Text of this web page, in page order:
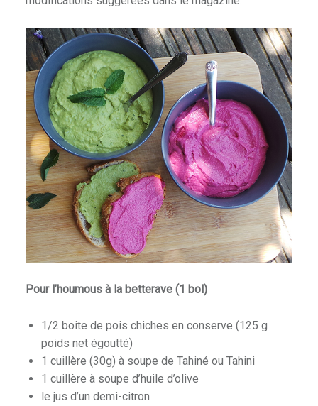
Pour l’houmous à la betterave (1 bol)
1/2 boite de pois chiches en conserve (125 g
poids net égoutté)
1 cuillère (30g) à soupe de Tahiné ou Tahini
1 cuillère à soupe d’huile d’olive
le jus d’un demi-citron